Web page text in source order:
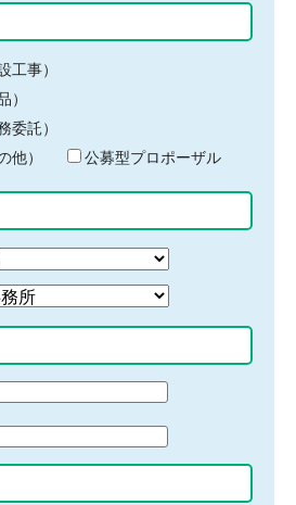
工事）
）
委託）
他）
公募型プロポーザル